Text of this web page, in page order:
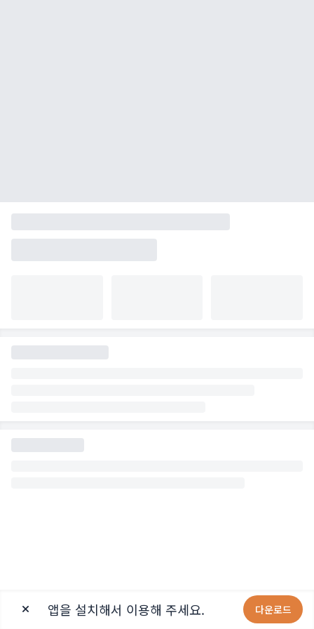
앱을 설치해서 이용해 주세요. 다운로드